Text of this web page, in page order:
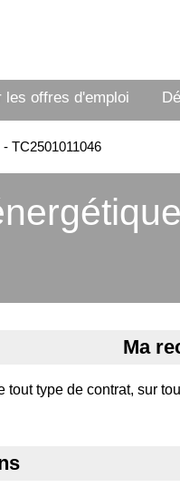
les offres d'emploi
TC2501011046
Ma
tout type de contrat, sur